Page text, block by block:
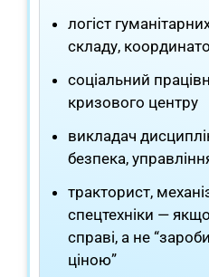
логіст
складу,
соціальний
кризового центру
викладач
безпека,
тракторист,
спецтехніки —
справі, а не
ціною”